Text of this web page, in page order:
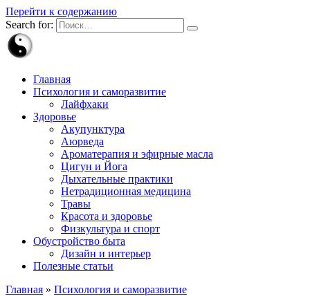
Перейти к содержанию
Search for:
Главная
Психология и саморазвитие
Лайфхаки
Здоровье
Акупунктура
Аюрведа
Ароматерапия и эфирные масла
Цигун и Йога
Дыхательные практики
Нетрадиционная медицина
Травы
Красота и здоровье
Физкультура и спорт
Обустройство быта
Дизайн и интерьер
Полезные статьи
Главная » Психология и саморазвитие